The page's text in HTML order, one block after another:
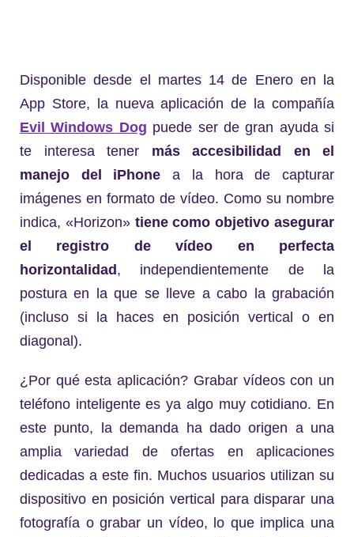
Disponible desde el martes 14 de Enero en la
App Store, la nueva aplicación de la compañía
Evil Windows Dog puede ser de gran ayuda si
te interesa tener más accesibilidad en el
manejo del iPhone a la hora de capturar
imágenes en formato de vídeo. Como su nombre
indica, «Horizon» tiene como objetivo asegurar
el registro de vídeo en perfecta
horizontalidad, independientemente de la
postura en la que se lleve a cabo la grabación
(incluso si la haces en posición vertical o en
diagonal).
¿Por qué esta aplicación? Grabar vídeos con un
teléfono inteligente es ya algo muy cotidiano. En
este punto, la demanda ha dado origen a una
amplia variedad de ofertas en aplicaciones
dedicadas a este fin. Muchos usuarios utilizan su
dispositivo en posición vertical para disparar una
fotografía o grabar un vídeo, lo que implica una